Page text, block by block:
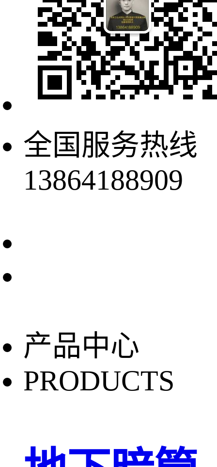
全国服务热线
13864188909
产品中心
PRODUCTS